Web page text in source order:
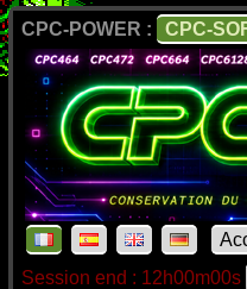
CPC-POWER : CPC-
Session end : 12h00m00s